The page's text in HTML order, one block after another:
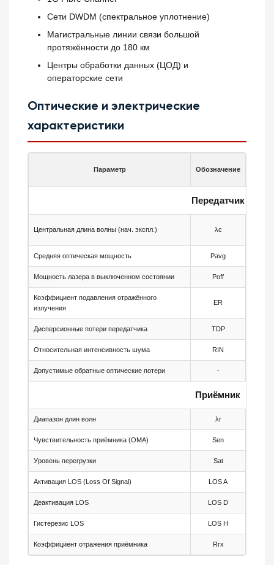
Сети DWDM (спектральное уплотнение)
Магистральные линии связи большой
протяжённости до 180 км
Центры обработки данных (ЦОД) и
операторские сети
Оптические и электрические
характеристики
Параметр Обозначение
Передатчик
Центральная длина волны (нач. экспл.) λc
Средняя оптическая мощность Pavg
Мощность лазера в выключенном состоянии Poff
Коэффициент подавления отражённого
излучения
ER
Дисперсионные потери передатчика TDP
Относительная интенсивность шума RIN
Допустимые обратные оптические потери -
Приёмник
Диапазон длин волн λr
Чувствительность приёмника (OMA) Sen
Уровень перегрузки Sat
Активация LOS (Loss Of Signal) LOS A
Деактивация LOS LOS D
Гистерезис LOS LOS H
Коэффициент отражения приёмника Rrx